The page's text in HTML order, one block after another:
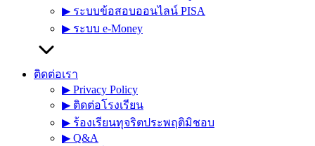
▶︎ ระบบข้อสอบออนไลน์ PISA
▶︎ ระบบ e-Money
ติดต่อเรา
▶︎ Privacy Policy
▶︎ ติดต่อโรงเรียน
▶︎ ร้องเรียนทุจริตประพฤติมิชอบ
▶︎ Q&A